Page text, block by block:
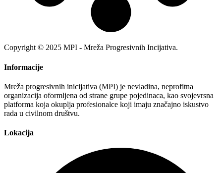
Copyright © 2025 MPI - Mreža Progresivnih Incijativa.
Informacije
Mreža progresivnih inicijativa (MPI) je nevladina, neprofitna
organizacija oformljena od strane grupe pojedinaca, kao svojevrsna
platforma koja okuplja profesionalce koji imaju značajno iskustvo
rada u civilnom društvu.
Lokacija